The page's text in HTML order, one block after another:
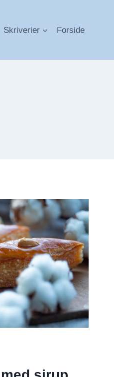
Skriverier Forside